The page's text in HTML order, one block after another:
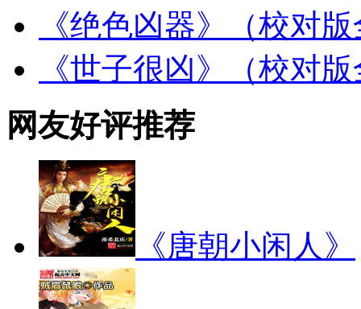
《绝色凶器》（校对
《世子很凶》（校对
网友好评推荐
《唐朝小闲人》